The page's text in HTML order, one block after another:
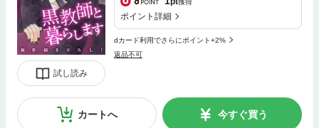
試し読み
獲得
ポイント詳細
dカード利用でさらにポイント+2%
返品不可
カートへ 今すぐ買う